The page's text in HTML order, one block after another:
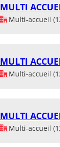
MULTI
Multi-accueil
MULTI
Multi-accueil
MULTI
Multi-accueil